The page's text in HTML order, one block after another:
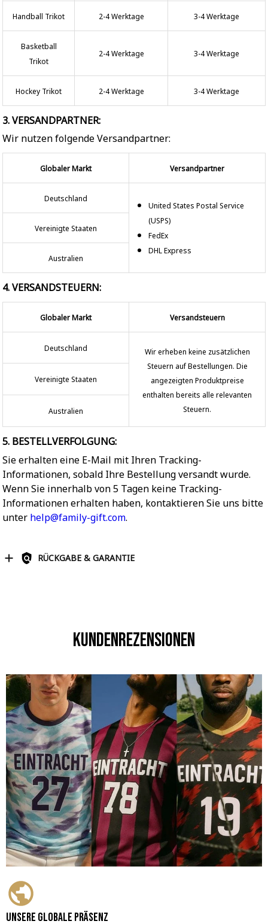
Handball Trikot 2-4 Werktage 3-4 Werktage
Basketball
Trikot
2-4 Werktage 3-4 Werktage
Hockey Trikot 2-4 Werktage 3-4 Werktage
3. VERSANDPARTNER:
Wir nutzen folgende Versandpartner:
Globaler Markt Versandpartner
Deutschland
United States Postal Service
(USPS)
FedEx
DHL Express
Vereinigte Staaten
Australien
4. VERSANDSTEUERN:
Globaler Markt Versandsteuern
Deutschland
Wir erheben keine zusätzlichen
Steuern auf Bestellungen. Die
angezeigten Produktpreise
enthalten bereits alle relevanten
Steuern.
Vereinigte Staaten
Australien
5. BESTELLVERFOLGUNG:
Sie erhalten eine E-Mail mit Ihren Tracking-
Informationen, sobald Ihre Bestellung versandt wurde.
Wenn Sie innerhalb von 5 Tagen keine Tracking-
Informationen erhalten haben, kontaktieren Sie uns bitte
unter help@family-gift.com.
RÜCKGABE & GARANTIE
Kundenrezensionen
Unsere globale Präsenz